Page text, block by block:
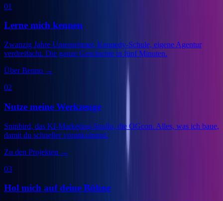
01
Lerne mich kennen
Zwanzig Jahre Unternehmer, Kennedy-Schule, eigene Agentur
verdreifacht. Die ganze Geschichte in fünf Minuten.
Über Benno →
02
Nutze meine Werkzeuge
Snipbird, das KI-Marketing-Studio, die OGcon. Alles, was ich baue,
damit du schneller vorankommst.
Zu den Projekten →
03
Hol mich auf deine Bühne